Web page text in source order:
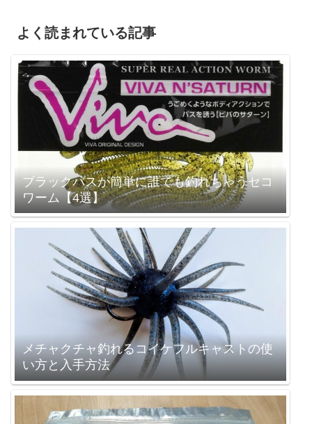
よく読まれている記事
ブラックバスが簡単に誰でも釣れちゃうセコ
ワーム【4選】
メチャクチャ釣れるコイケフルキャストの使
い方と入手方法